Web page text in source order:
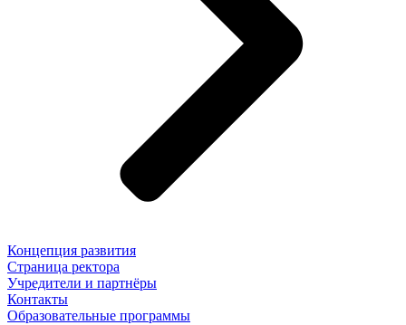
Концепция развития
Страница ректора
Учредители и партнёры
Контакты
Образовательные программы